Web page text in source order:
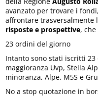
avanzato per trovare i
affrontare
risposte e prospettive,
23 ordini del giorno
Intanto sono stati iscritti
maggioranza Uvp, Stella
minoranza, Alpe, M5S e
No a stop quotazione in